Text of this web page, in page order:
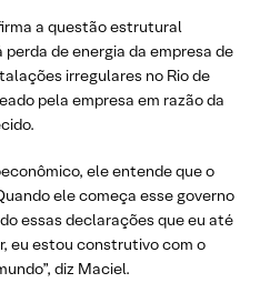
a questão estrutural
de energia da empresa de
irregulares no Rio de
pela empresa em razão da
ele entende que o
ele começa esse governo
essas declarações que eu até
eu estou construtivo com o
diz Maciel.